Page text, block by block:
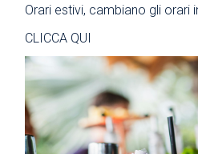
Orari estivi, cambiano gli orari
CLICCA QUI